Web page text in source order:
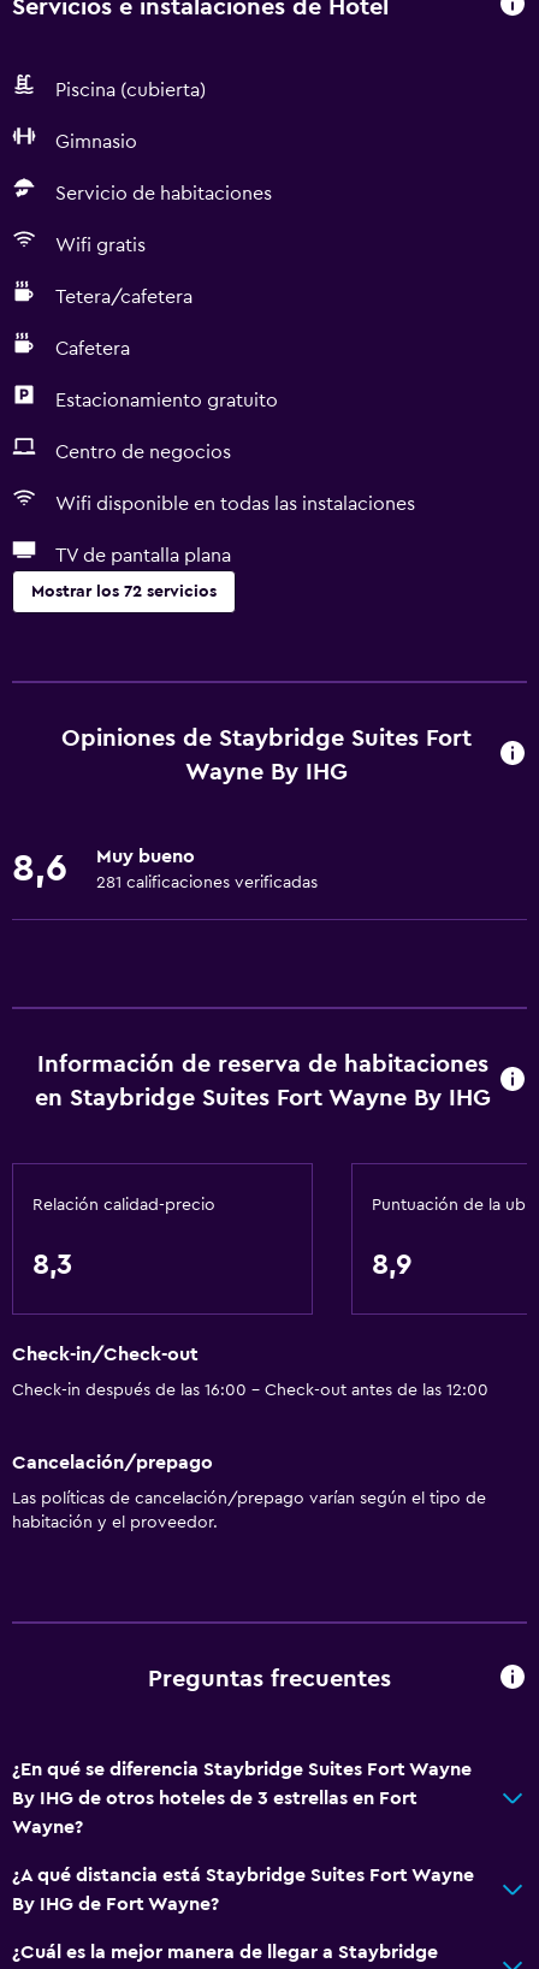
Servicios e instalaciones de Hotel
Piscina (cubierta)
Gimnasio
Servicio de habitaciones
Wifi gratis
Tetera/cafetera
Cafetera
Estacionamiento gratuito
Centro de negocios
Wifi disponible en todas las instalaciones
TV de pantalla plana
Mostrar los 72 servicios
Wifi gratis
Wifi disponible en todas las instalaciones
Extinguidor
Artículos de aseo gratis
Gel de ducha
Aire acondicionado
Cocina
Lavavajillas
Cafetera
Servicios y facilidades
Instalaciones para reuniones
Servicio de habitaciones
Check-out exprés
Opiniones de Staybridge Suites Fort
Wayne By IHG
8,6 Muy bueno
281 calificaciones verificadas
Información de reserva de habitaciones
en Staybridge Suites Fort Wayne By IHG
Relación calidad-precio
8,3
Puntuación de la
8,9
Check-in/Check-out
Check-in después de las 16:00 - Check-out antes de las 12:00
Cancelación/prepago
Las políticas de cancelación/prepago varían según el tipo de
habitación y el proveedor.
Preguntas frecuentes
¿En qué se diferencia Staybridge Suites Fort Wayne
By IHG de otros hoteles de 3 estrellas en Fort
Wayne?
¿A qué distancia está Staybridge Suites Fort Wayne
By IHG de Fort Wayne?
¿Cuál es la mejor manera de llegar a Staybridge